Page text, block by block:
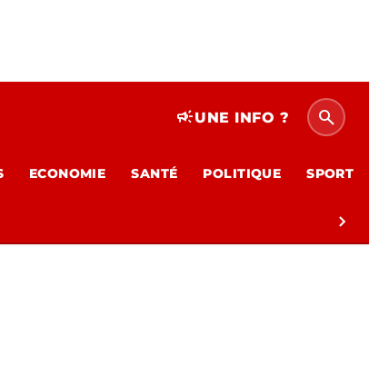
campaignUNE INFO ? search
ECONOMIE SANTÉ POLITIQUE SPORT
chevron_right